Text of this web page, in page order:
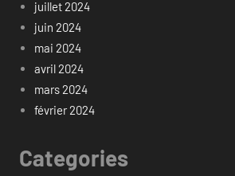
juillet 2024
juin 2024
mai 2024
avril 2024
mars 2024
février 2024
Categories